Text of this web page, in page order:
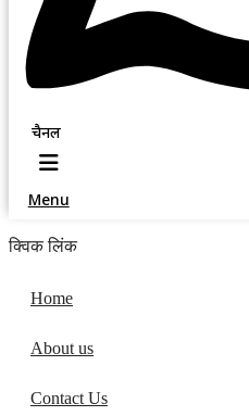
चैनल
Menu
क्विक लिंक
Home
About us
Contact Us